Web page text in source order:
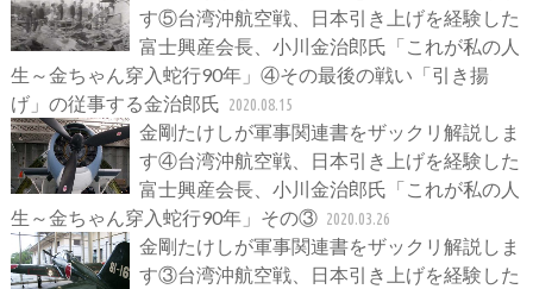
す⑤台湾沖航空戦、日本引き上げを経験した
富士興産会長、小川金治郎氏「これが私の人
生～金ちゃん穿入蛇行90年」④その最後の戦い「引き揚
げ」の従事する金治郎氏 2020.08.15
金剛たけしが軍事関連書をザックリ解説しま
す④台湾沖航空戦、日本引き上げを経験した
富士興産会長、小川金治郎氏「これが私の人
生～金ちゃん穿入蛇行90年」その③ 2020.03.26
金剛たけしが軍事関連書をザックリ解説しま
す③台湾沖航空戦、日本引き上げを経験した